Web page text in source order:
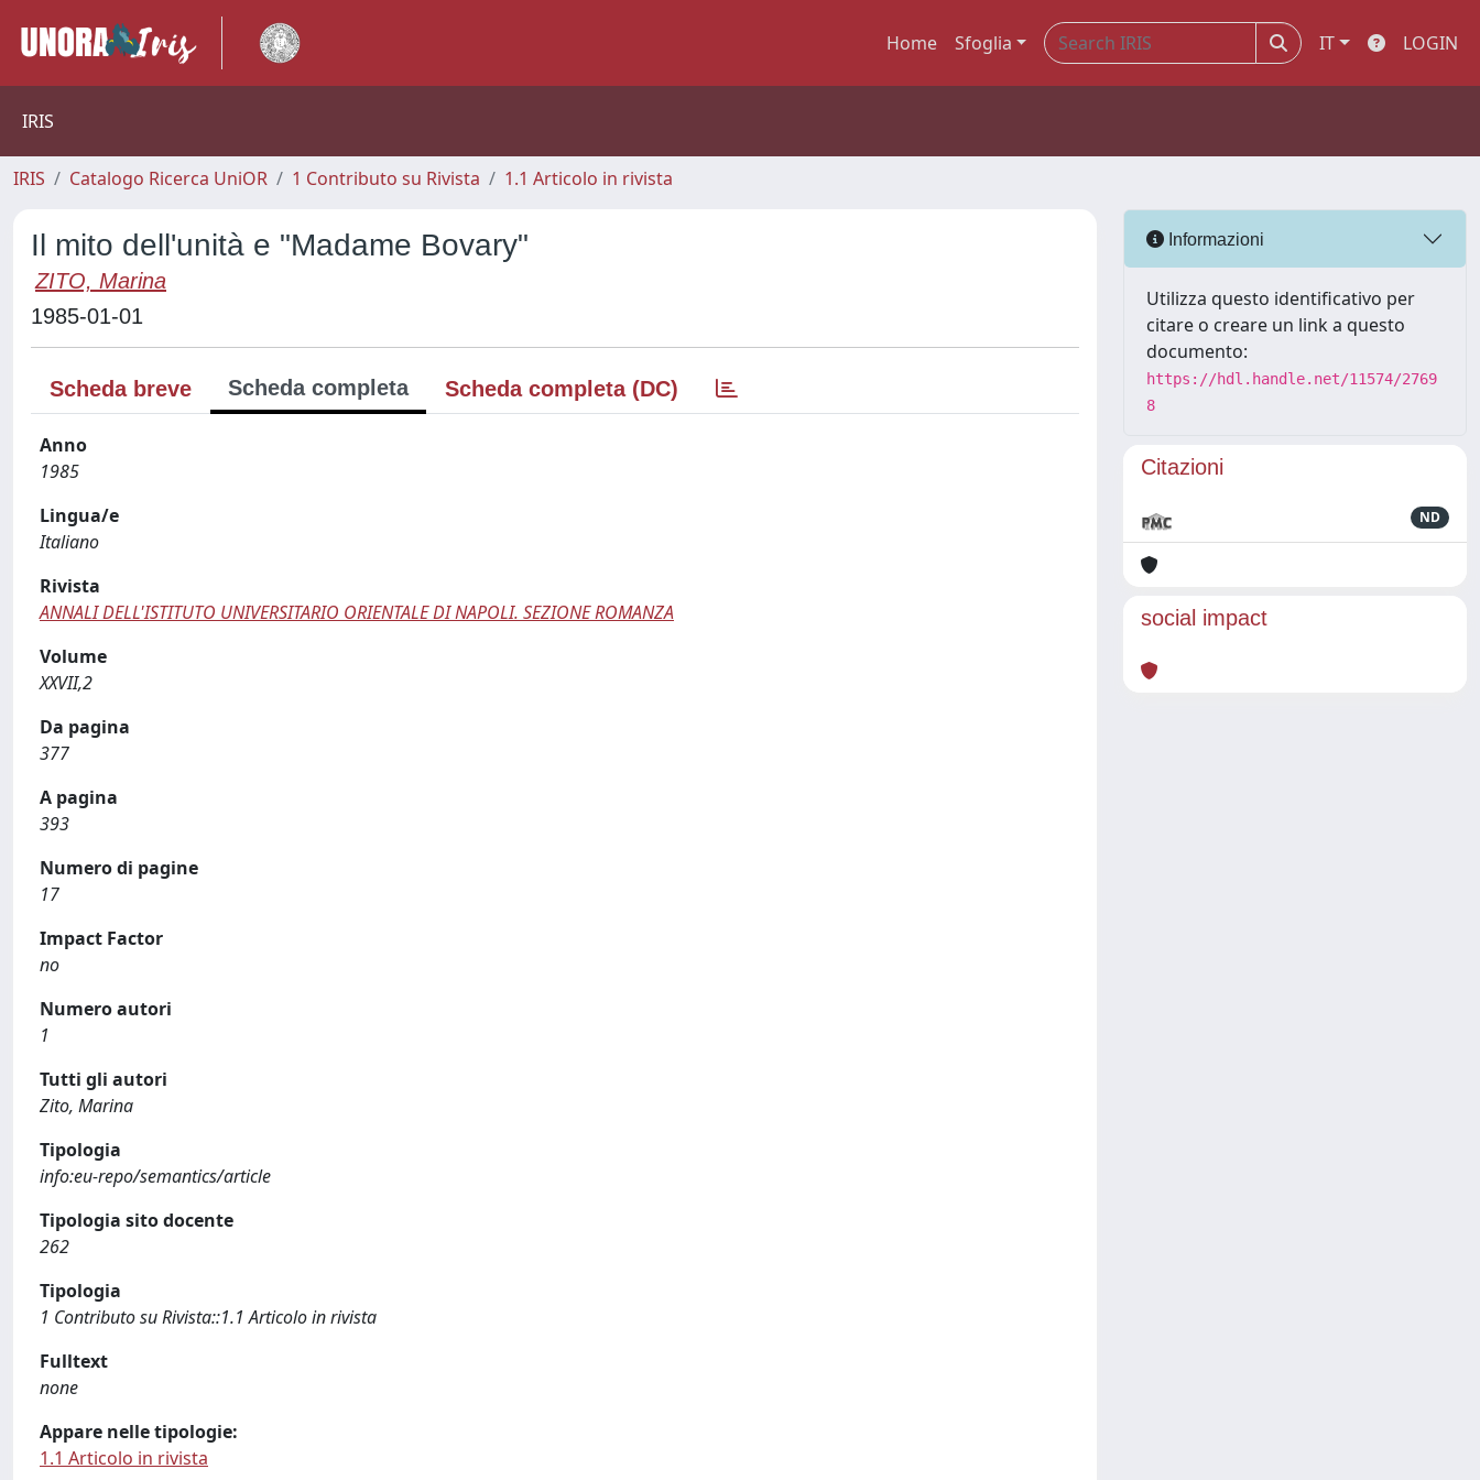
Home Sfoglia IT LOGIN
IRIS
IRIS Catalogo Ricerca UniOR 1 Contributo su Rivista 1.1 Articolo in rivista
Il mito dell'unità e "Madame Bovary"
ZITO, Marina
1985-01-01
Scheda breve Scheda completa Scheda completa (DC)
Anno
1985
Lingua/e
Italiano
Rivista
ANNALI DELL'ISTITUTO UNIVERSITARIO ORIENTALE DI NAPOLI. SEZIONE ROMANZA
Volume
XXVII,2
Da pagina
377
A pagina
393
Numero di pagine
17
Impact Factor
no
Numero autori
1
Tutti gli autori
Zito, Marina
Tipologia
info:eu-repo/semantics/article
Tipologia sito docente
262
Tipologia
1 Contributo su Rivista::1.1 Articolo in rivista
Fulltext
none
Appare nelle tipologie:
1.1 Articolo in rivista
Informazioni
Utilizza questo identificativo per
citare o creare un link a questo
documento:
https://hdl.handle.net/11574/2769
8
Citazioni
ND
social impact